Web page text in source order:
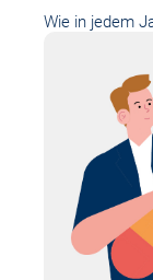
Wie in jedem
im Anschluss
Weiterlesen